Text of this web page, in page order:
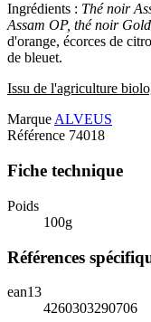
Ingrédients : Thé noir
Assam OP, thé noir
d'orange, écorces de
de bleuet.
Issu de l'agriculture
MarqueALVEUS
Référence 74018
Fiche technique
Poids
100g
Références
ean13
4260303290706